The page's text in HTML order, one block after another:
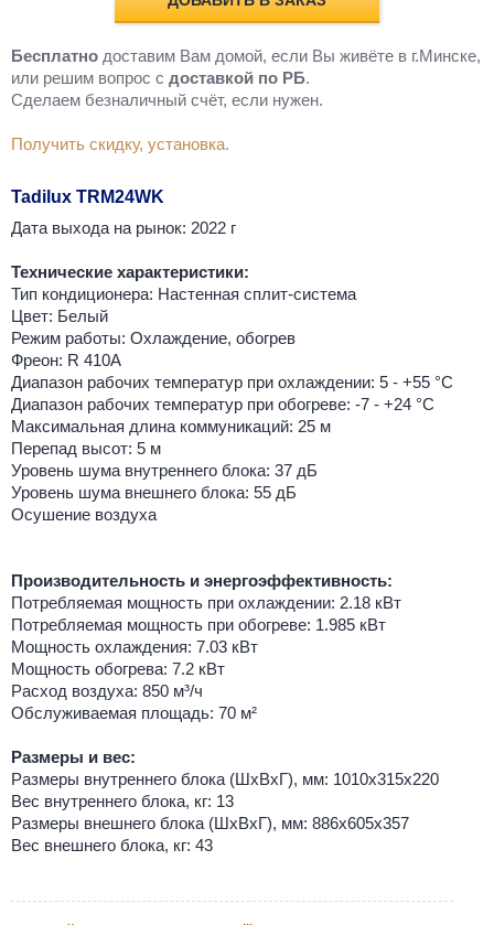
Бесплатно доставим Вам домой, если Вы живёте в г.Минске,
или решим вопрос с доставкой по РБ.
Cделаем безналичный счёт, если нужен.
Получить скидку, установка.
Tadilux TRM24WK
Дата выхода на рынок: 2022 г
Технические характеристики:
Тип кондиционера: Настенная сплит-система
Цвет: Белый
Режим работы: Охлаждение, обогрев
Фреон: R 410A
Диапазон рабочих температур при охлаждении: 5 - +55 °С
Диапазон рабочих температур при обогреве: -7 - +24 °С
Максимальная длина коммуникаций: 25 м
Перепад высот: 5 м
Уровень шума внутреннего блока: 37 дБ
Уровень шума внешнего блока: 55 дБ
Осушение воздуха
Производительность и энергоэффективность:
Потребляемая мощность при охлаждении: 2.18 кВт
Потребляемая мощность при обогреве: 1.985 кВт
Мощность охлаждения: 7.03 кВт
Мощность обогрева: 7.2 кВт
Расход воздуха: 850 м³/ч
Обслуживаемая площадь: 70 м²
Размеры и вес:
Размеры внутреннего блока (ШхВхГ), мм: 1010x315x220
Вес внутреннего блока, кг: 13
Размеры внешнего блока (ШхВхГ), мм: 886х605х357
Вес внешнего блока, кг: 43